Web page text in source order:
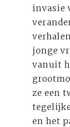
invasie
jonge
vanuit
ze een
en het